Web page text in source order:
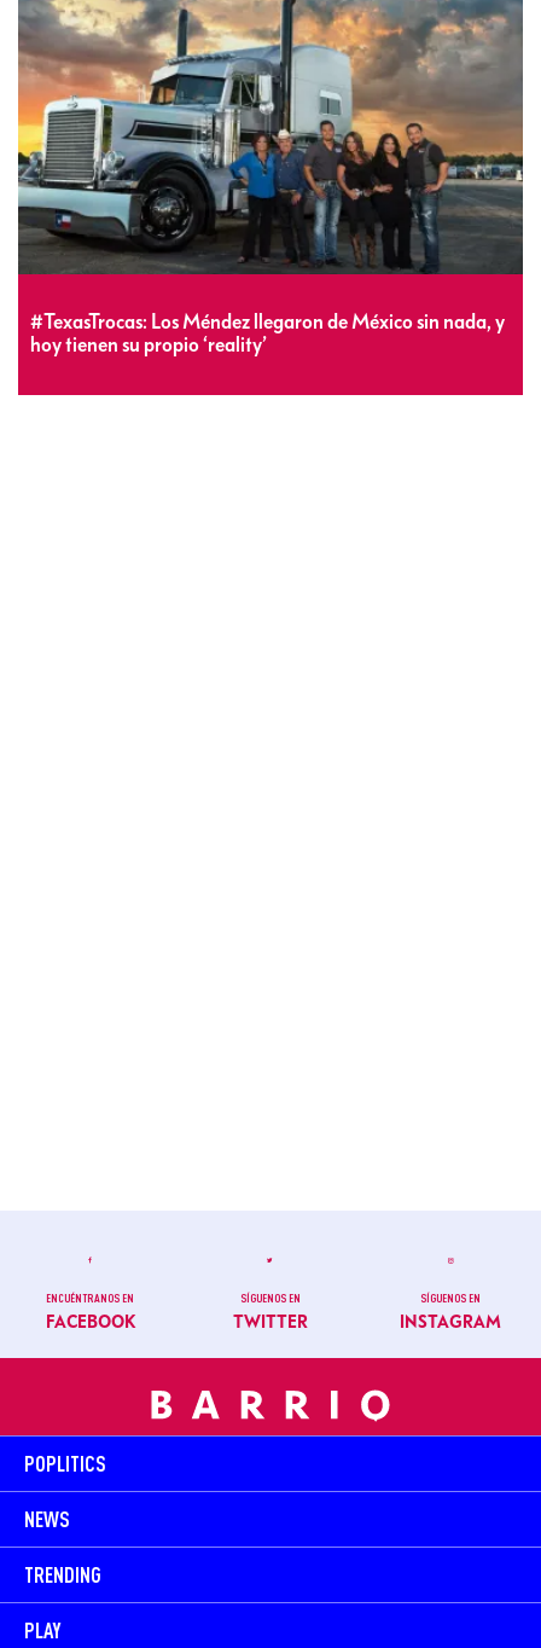
#TexasTrocas: Los Méndez llegaron de México sin nada, y
hoy tienen su propio ‘reality’
ENCUÉNTRANOS EN
FACEBOOK
SÍGUENOS EN
TWITTER
SÍGUENOS EN
INSTAGRAM
POPLITICS
NEWS
TRENDING
PLAY